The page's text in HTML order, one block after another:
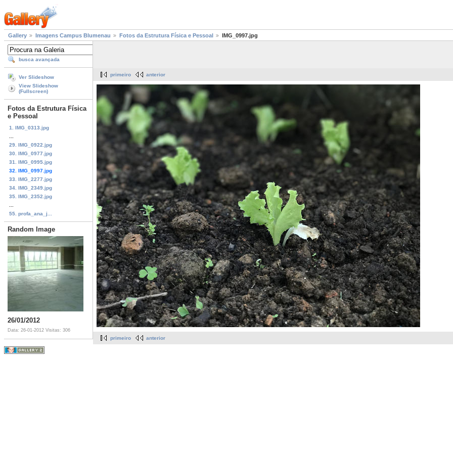
Gallery Imagens Campus Blumenau Fotos da Estrutura Física e Pessoal IMG_0997.jpg
busca avançada
Ver Slideshow
View Slideshow
(Fullscreen)
Fotos da Estrutura Física
e Pessoal
1. IMG_0313.jpg
29. IMG_0922.jpg
30. IMG_0977.jpg
31. IMG_0995.jpg
32. IMG_0997.jpg
33. IMG_2277.jpg
34. IMG_2349.jpg
35. IMG_2352.jpg
55. profa_ana_j...
Random Image
26/01/2012
Data: 26-01-2012 Visitas: 306
primeiro anterior
primeiro anterior